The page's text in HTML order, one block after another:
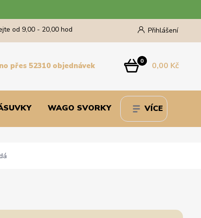
Přihlášení
od 9,00 - 20,00 hod
0 0,00 Kč
přes 52310 objednávek
WAGO SVORKY VÍCE